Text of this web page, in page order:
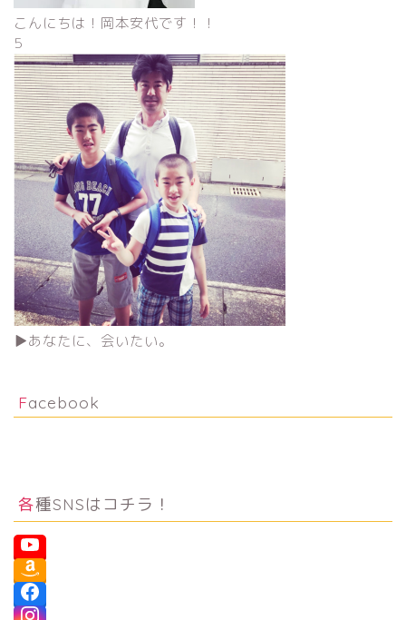
こんにちは！岡本安代です！！
5
▶︎あなたに、会いたい。
Facebook
各種SNSはコチラ！